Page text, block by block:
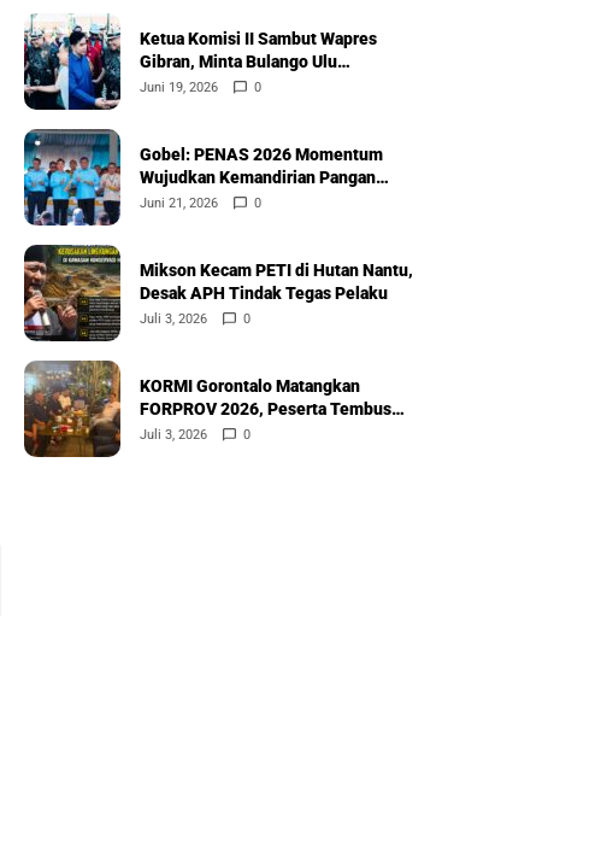
Ketua Komisi II Sambut Wapres
Gibran, Minta Bulango Ulu
Diprioritaskan
Juni 19, 2026 0
Gobel: PENAS 2026 Momentum
Wujudkan Kemandirian Pangan
Nasional
Juni 21, 2026 0
Mikson Kecam PETI di Hutan Nantu,
Desak APH Tindak Tegas Pelaku
Juli 3, 2026 0
KORMI Gorontalo Matangkan
FORPROV 2026, Peserta Tembus
600
Juli 3, 2026 0